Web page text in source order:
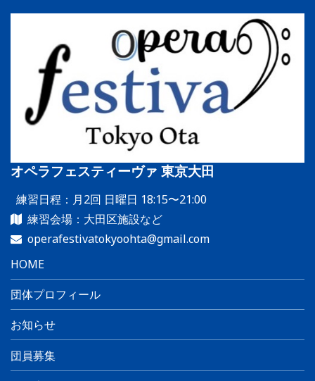
オペラフェスティーヴァ 東京大田
練習日程：月2回 日曜日 18:15〜21:00
練習会場：大田区施設など
operafestivatokyoohta@gmail.com
HOME
団体プロフィール
お知らせ
団員募集